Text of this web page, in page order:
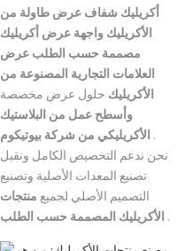
أكريليك شفاف عرض طاولة من
الأكريليك واجهة عرض أكريليك
مصممة حسب الطلب عرض
العلامات التجارية المصنوعة من
الأكريليك حلول عرض مخصصة
وأسطح عمل من البلاستيك
الأكريليكي من شركة بيوتيكوم .
نحن ندعم التخصيص الكامل ونقبل
تصنيع المعدات الأصلية وتصنيع
التصميم الأصلي لجميع منتجات
الأكريليك المصممة حسب الطلب .